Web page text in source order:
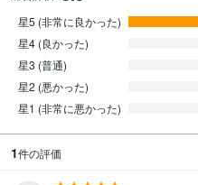
星5 (非常に良かった)
星4 (良かった)
星3 (普通)
星2 (悪かった)
星1 (非常に悪かった)
1件の評価